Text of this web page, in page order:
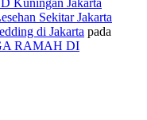
Kuningan Jakarta
Sekitar Jakarta
di Jakarta pada
RAMAH DI